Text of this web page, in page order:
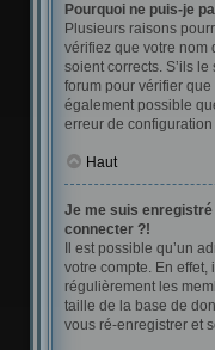
Pourquoi ne puis-je
Plusieurs raisons
vérifiez que votre nom
soient corrects. S’ils
forum pour vérifier que
également possible
erreur de configuration
Haut
Je me suis
connecter ?!
Il est possible qu’un
votre compte. En
régulièrement les
taille de la base de
vous ré-enregistrer et